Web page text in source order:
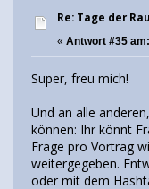
Re: Tage der
« Antwort #35 am:
Super, freu mich!
Und an alle
können: Ihr könnt
Frage pro Vortrag
weitergegeben.
oder mit dem